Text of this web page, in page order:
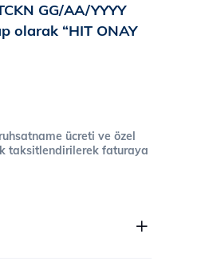
GG/AA/YYYY
olarak “HIT ONAY
ücreti ve özel
taksitlendirilerek faturaya